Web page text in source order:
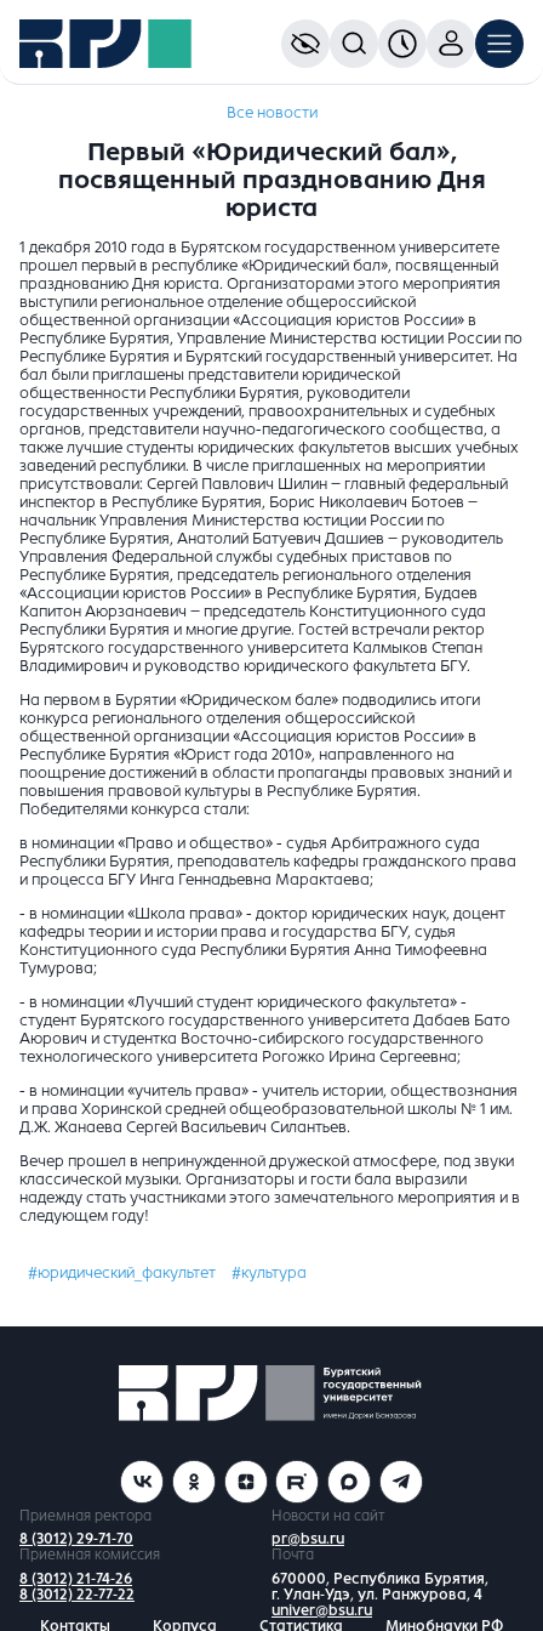
Все новости
Первый «Юридический бал»,
посвященный празднованию Дня
юриста
1 декабря 2010 года в Бурятском государственном университете
прошел первый в республике «Юридический бал», посвященный
празднованию Дня юриста. Организаторами этого мероприятия
выступили региональное отделение общероссийской
общественной организации «Ассоциация юристов России» в
Республике Бурятия, Управление Министерства юстиции России по
Республике Бурятия и Бурятский государственный университет. На
бал были приглашены представители юридической
общественности Республики Бурятия, руководители
государственных учреждений, правоохранительных и судебных
органов, представители научно-педагогического сообщества, а
также лучшие студенты юридических факультетов высших учебных
заведений республики. В числе приглашенных на мероприятии
присутствовали: Сергей Павлович Шилин – главный федеральный
инспектор в Республике Бурятия, Борис Николаевич Ботоев –
начальник Управления Министерства юстиции России по
Республике Бурятия, Анатолий Батуевич Дашиев – руководитель
Управления Федеральной службы судебных приставов по
Республике Бурятия, председатель регионального отделения
«Ассоциации юристов России» в Республике Бурятия, Будаев
Капитон Аюрзанаевич – председатель Конституционного суда
Республики Бурятия и многие другие. Гостей встречали ректор
Бурятского государственного университета Калмыков Степан
Владимирович и руководство юридического факультета БГУ.
На первом в Бурятии «Юридическом бале» подводились итоги
конкурса регионального отделения общероссийской
общественной организации «Ассоциация юристов России» в
Республике Бурятия «Юрист года 2010», направленного на
поощрение достижений в области пропаганды правовых знаний и
повышения правовой культуры в Республике Бурятия.
Победителями конкурса стали:
в номинации «Право и общество» - судья Арбитражного суда
Республики Бурятия, преподаватель кафедры гражданского права
и процесса БГУ Инга Геннадьевна Марактаева;
- в номинации «Школа права» - доктор юридических наук, доцент
кафедры теории и истории права и государства БГУ, судья
Конституционного суда Республики Бурятия Анна Тимофеевна
Тумурова;
- в номинации «Лучший студент юридического факультета» -
студент Бурятского государственного университета Дабаев Бато
Аюрович и студентка Восточно-сибирского государственного
технологического университета Рогожко Ирина Сергеевна;
- в номинации «учитель права» - учитель истории, обществознания
и права Хоринской средней общеобразовательной школы № 1 им.
Д.Ж. Жанаева Сергей Васильевич Силантьев.
Вечер прошел в непринужденной дружеской атмосфере, под звуки
классической музыки. Организаторы и гости бала выразили
надежду стать участниками этого замечательного мероприятия и в
следующем году!
#юридический_факультет #культура
Приемная ректора
8 (3012) 29-71-70
Новости на сайт
pr@bsu.ru
Приемная комиссия
8 (3012) 21-74-26
8 (3012) 22-77-22
Почта
670000, Республика Бурятия,
г. Улан-Удэ, ул. Ранжурова, 4
univer@bsu.ru
Контакты
Корпуса Статистика Минобнауки РФ